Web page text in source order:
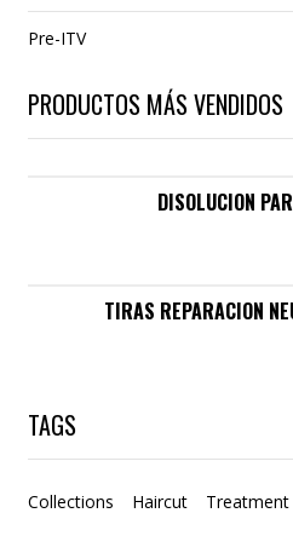
Pre-ITV
PRODUCTOS MÁS VENDIDOS
DISOLUCION
TIRAS REPARACION
TAGS
Collections Haircut Treatment